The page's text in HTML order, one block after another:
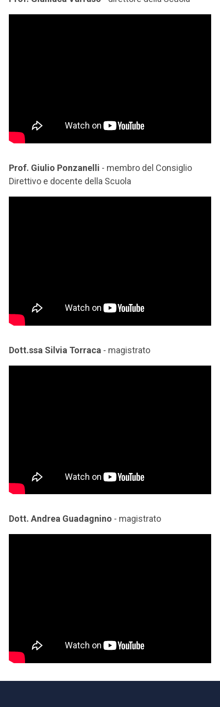
Prof. Giulio Ponzanelli - membro del Consiglio
Direttivo e docente della Scuola
Dott.ssa Silvia Torraca - magistrato
Dott. Andrea Guadagnino - magistrato